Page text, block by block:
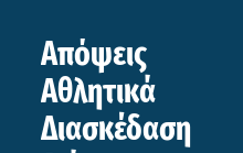
Απόψεις
Αθλητικά
Διασκέδαση